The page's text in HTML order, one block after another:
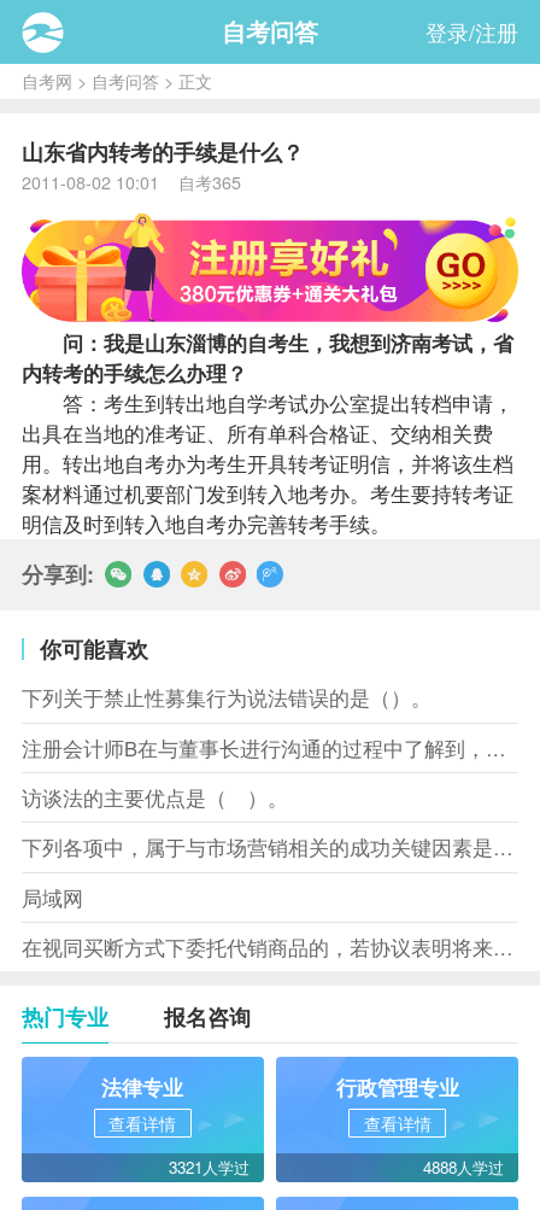
自考问答 登录/注册
自考网 > 自考问答> 正文
山东省内转考的手续是什么？
2011-08-02 10:01 自考365
问：我是山东淄博的自考生，我想到济南考试，省
内转考的手续怎么办理？
答：考生到转出地自学考试办公室提出转档申请，
出具在当地的准考证、所有单科合格证、交纳相关费
用。转出地自考办为考生开具转考证明信，并将该生档
案材料通过机要部门发到转入地考办。考生要持转考证
明信及时到转入地自考办完善转考手续。
分享到:
你可能喜欢
下列关于禁止性募集行为说法错误的是（）。
注册会计师B在与董事长进行沟通的过程中了解到，XYZ股份有限
访谈法的主要优点是（ ）。
下列各项中，属于与市场营销相关的成功关键因素是（）。
局域网
在视同买断方式下委托代销商品的，若协议表明将来受托方没有将商
热门专业 报名咨询
法律专业
查看详情
3321人学过
行政管理专业
查看详情
4888人学过